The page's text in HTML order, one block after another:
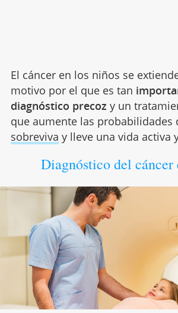
El cáncer en los niños se
motivo por el que es tan
diagnóstico precoz y un
que aumente las probabilidades
sobreviva y lleve una vida activa
Diagnóstico del cáncer